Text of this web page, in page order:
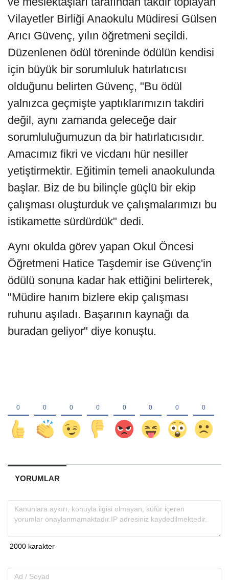
Vilayetler Birliği Anaokulu Müdiresi Gülsen
Arıcı Güvenç, yılın öğretmeni seçildi.
Düzenlenen ödül töreninde ödülün kendisi
için büyük bir sorumluluk hatırlatıcısı
olduğunu belirten Güvenç, "Bu ödül
yalnızca geçmişte yaptıklarımızın takdiri
değil, aynı zamanda geleceğe dair
sorumluluğumuzun da bir hatırlatıcısıdır.
Amacımız fikri ve vicdanı hür nesiller
yetiştirmektir. Eğitimin temeli anaokulunda
başlar. Biz de bu bilinçle güçlü bir ekip
çalışması oluşturduk ve çalışmalarımızı bu
istikamette sürdürdük" dedi.
Aynı okulda görev yapan Okul Öncesi
Öğretmeni Hatice Taşdemir ise Güvenç'in
ödülü sonuna kadar hak ettiğini belirterek,
"Müdire hanım bizlere ekip çalışması
ruhunu aşıladı. Başarının kaynağı da
buradan geliyor" diye konuştu.
YORUMLAR